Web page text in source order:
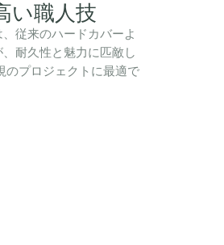
い職人技
従来のハードカバーよ
耐久性と魅力に匹敵し
のプロジェクトに最適で